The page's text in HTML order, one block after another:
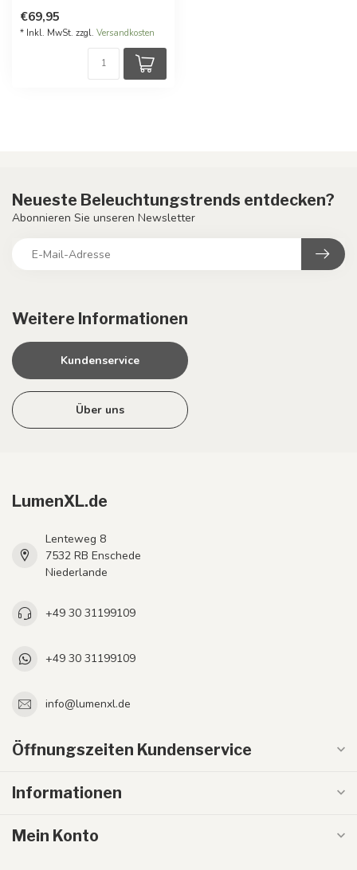
€69,95
* Inkl. MwSt. zzgl. Versandkosten
Weitere Informationen
Kundenservice
Über uns
Neueste Beleuchtungstrends entdecken?
Abonnieren Sie unseren Newsletter
LumenXL.de
Lenteweg 8
7532 RB Enschede
Niederlande
+49 30 31199109
+49 30 31199109
info@lumenxl.de
Öffnungszeiten Kundenservice
Informationen
Mein Konto